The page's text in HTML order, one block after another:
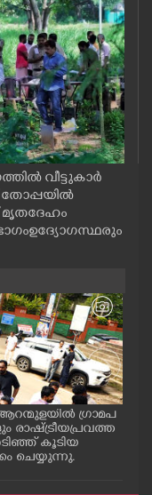
വീട്ടുകാർ
തോപ്പയിൽ
മൃതദേഹം
ഉദ്യോഗസ്ഥരും
ഗ്രാമപ
രാഷ്ട്രീയപ്രവത്ത
കൂടിയ
ചെയ്യുന്നു.